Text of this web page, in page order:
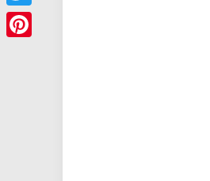
Twitter